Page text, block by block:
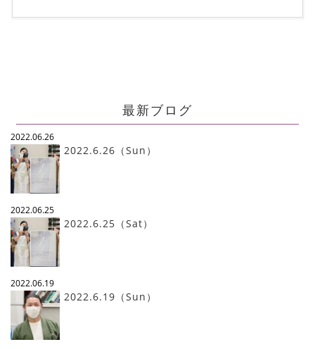
最新ブログ
2022.06.26
2022.6.26（Sun）
2022.06.25
2022.6.25（Sat）
2022.06.19
2022.6.19（Sun）